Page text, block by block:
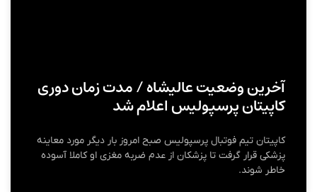
آخرین وضعیت عالیشاه / مدت زمان دوری
کاپیتان پرسپولیس اعلام شد
کاپیتان تیم فوتبال پرسپولیس صبح امروز بار دیگر مورد معاینه
پزشکی قرار گرفت تا پزشکان از عدم ضربه مغزی او کاملا آسوده
خاطر شوند.